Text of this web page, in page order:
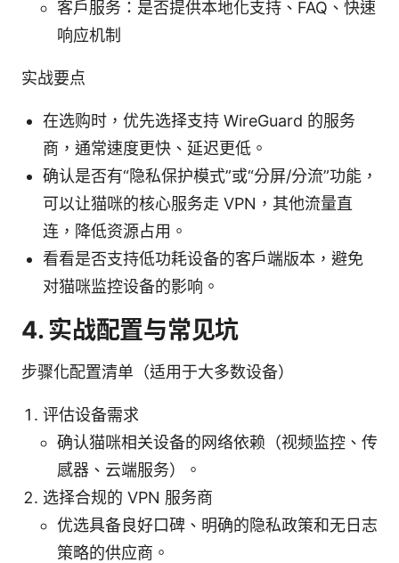
客户服务：是否提供本地化支持、FAQ、快速
响应机制
实战要点
在选购时，优先选择支持 WireGuard 的服务
商，通常速度更快、延迟更低。
确认是否有“隐私保护模式”或“分屏/分流”功能，
可以让猫咪的核心服务走 VPN，其他流量直
连，降低资源占用。
看看是否支持低功耗设备的客户端版本，避免
对猫咪监控设备的影响。
4. 实战配置与常见坑
步骤化配置清单（适用于大多数设备）
评估设备需求
确认猫咪相关设备的网络依赖（视频监控、传
感器、云端服务）。
选择合规的 VPN 服务商
优选具备良好口碑、明确的隐私政策和无日志
策略的供应商。